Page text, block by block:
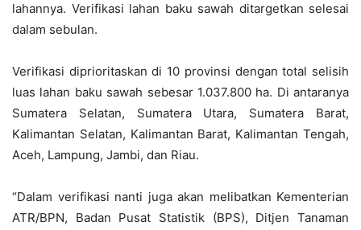
lahannya. Verifikasi lahan baku sawah ditargetkan selesai
dalam sebulan.
Verifikasi diprioritaskan di 10 provinsi dengan total selisih
luas lahan baku sawah sebesar 1.037.800 ha. Di antaranya
Sumatera Selatan, Sumatera Utara, Sumatera Barat,
Kalimantan Selatan, Kalimantan Barat, Kalimantan Tengah,
Aceh, Lampung, Jambi, dan Riau.
“Dalam verifikasi nanti juga akan melibatkan Kementerian
ATR/BPN, Badan Pusat Statistik (BPS), Ditjen Tanaman